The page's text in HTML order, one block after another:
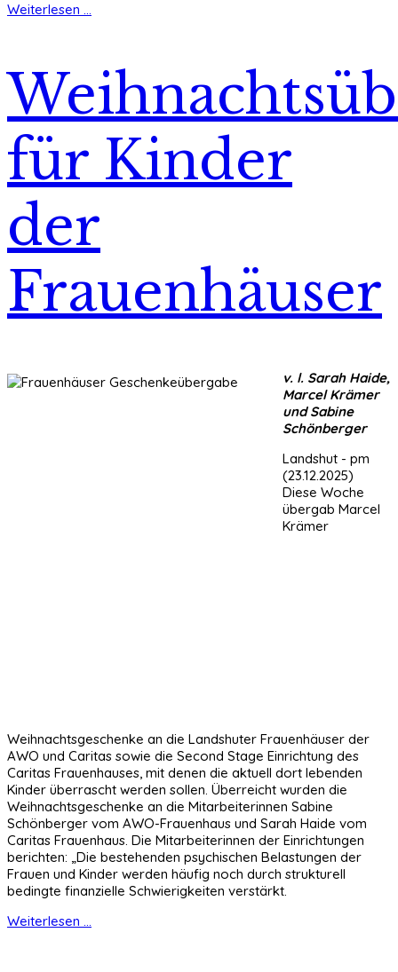
Weiterlesen ...
für Kinder
der
Frauenhäuser
v. l. Sarah Haide,
Marcel Krämer
und Sabine
Schönberger
Landshut - pm
(23.12.2025)
Diese Woche
übergab Marcel
Krämer
Weihnachtsgeschenke an die Landshuter Frauenhäuser der
AWO und Caritas sowie die Second Stage Einrichtung des
Caritas Frauenhauses, mit denen die aktuell dort lebenden
Kinder überrascht werden sollen. Überreicht wurden die
Weihnachtsgeschenke an die Mitarbeiterinnen Sabine
Schönberger vom AWO-Frauenhaus und Sarah Haide vom
Caritas Frauenhaus. Die Mitarbeiterinnen der Einrichtungen
berichten: „Die bestehenden psychischen Belastungen der
Frauen und Kinder werden häufig noch durch strukturell
bedingte finanzielle Schwierigkeiten verstärkt.
Weiterlesen ...